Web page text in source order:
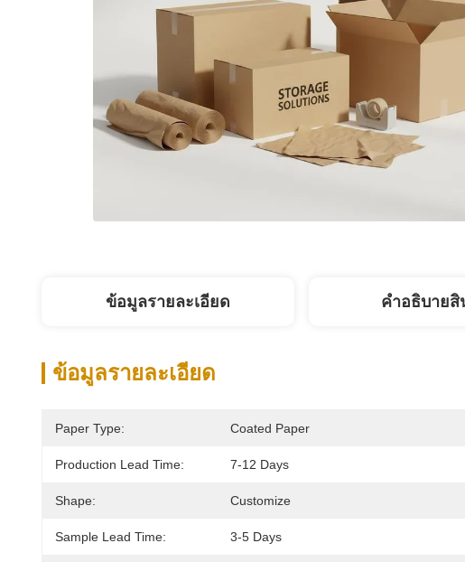
ข้อมูลรายละเอียด คําอธิบายสิ
ข้อมูลรายละเอียด
Paper Type: Coated Paper
Production Lead Time: 7-12 Days
Shape: Customize
Sample Lead Time: 3-5 Days